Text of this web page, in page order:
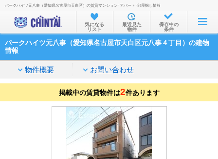
お部屋を探す
沿線・駅から
家賃相場から
通勤通学時間から
物件特集から
不動産会社から
TOP
パークハイツ元八事（愛知県名古屋市天白区）の賃貸マンション･アパート･部屋探し情報
気になる
リスト
最近見た
物件
保存中の
条件
パークハイツ元八事（愛知県名古屋市天白区元八事４丁目）の建物
情報
物件概要 お問い合わせ
掲載中の賃貸物件は2件あります